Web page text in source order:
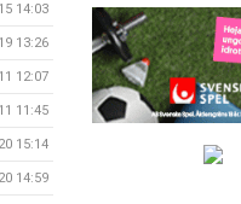
14:03
13:26
12:07
11:45
15:14
14:59